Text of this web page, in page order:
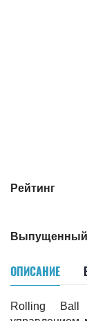
Рейтинг
Выпущенный
ОПИСАНИЕ
Rolling